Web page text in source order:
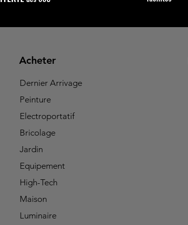
Acheter
Dernier Arrivage
Peinture
Electroportatif
Bricolage
Jardin
Equipement
High-Tech
Maison
Luminaire